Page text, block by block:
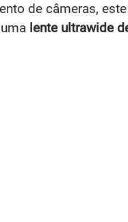
de câmeras,
lente ultrawide